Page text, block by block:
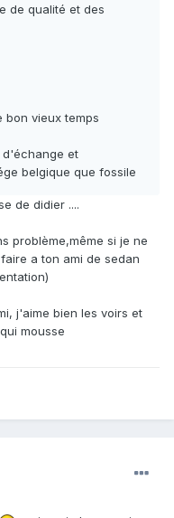
de qualité et des
vieux temps
d'échange et
belgique que fossile
de didier ....
problème,même si je ne
a ton ami de sedan
j'aime bien les voirs et
mousse